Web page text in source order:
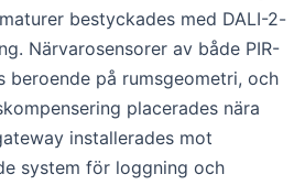
bestyckades med DALI-2-
Närvarosensorer av både PIR-
beroende på rumsgeometri, och
placerades nära
installerades mot
system för loggning och